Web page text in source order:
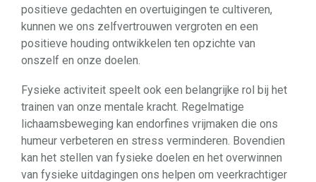
positieve gedachten en overtuigingen te cultiveren,
kunnen we ons zelfvertrouwen vergroten en een
positieve houding ontwikkelen ten opzichte van
onszelf en onze doelen.
Fysieke activiteit speelt ook een belangrijke rol bij het
trainen van onze mentale kracht. Regelmatige
lichaamsbeweging kan endorfines vrijmaken die ons
humeur verbeteren en stress verminderen. Bovendien
kan het stellen van fysieke doelen en het overwinnen
van fysieke uitdagingen ons helpen om veerkrachtiger